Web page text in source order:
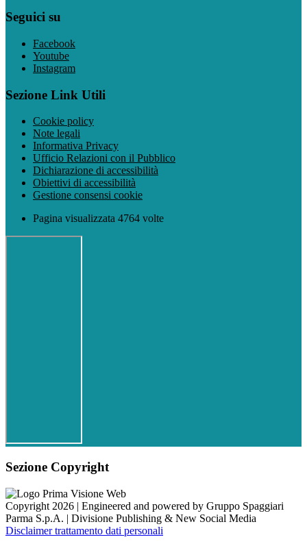
Seguici su
Facebook
Youtube
Instagram
Sezione Link Utili
Cookie policy
Note legali
Informativa Privacy
Ufficio Relazioni con il Pubblico
Dichiarazione di accessibilità
Obiettivi di accessibilità
Gestione consensi cookie
Pagina visualizzata 4764 volte
Sezione Copyright
Copyright 2026 | Engineered and powered by Gruppo Spaggiari
Parma S.p.A. | Divisione Publishing & New Social Media
Disclaimer trattamento dati personali